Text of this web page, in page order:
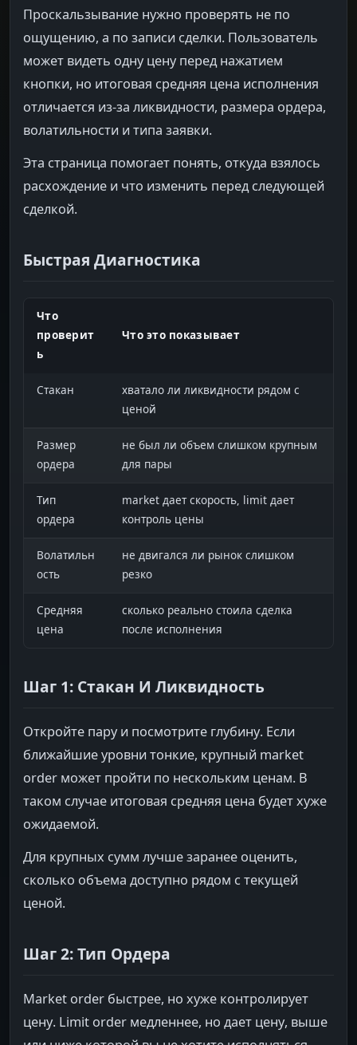
Проскальзывание нужно проверять не по
ощущению, а по записи сделки. Пользователь
может видеть одну цену перед нажатием
кнопки, но итоговая средняя цена исполнения
отличается из-за ликвидности, размера ордера,
волатильности и типа заявки.
Эта страница помогает понять, откуда взялось
расхождение и что изменить перед следующей
сделкой.
Быстрая Диагностика
Что
проверит
ь
Что это показывает
Стакан
хватало ли ликвидности рядом с
ценой
Размер
ордера
не был ли объем слишком крупным
для пары
Тип
ордера
market дает скорость, limit дает
контроль цены
Волатильн
ость
не двигался ли рынок слишком
резко
Средняя
цена
сколько реально стоила сделка
после исполнения
Шаг 1: Стакан И Ликвидность
Откройте пару и посмотрите глубину. Если
ближайшие уровни тонкие, крупный market
order может пройти по нескольким ценам. В
таком случае итоговая средняя цена будет хуже
ожидаемой.
Для крупных сумм лучше заранее оценить,
сколько объема доступно рядом с текущей
ценой.
Шаг 2: Тип Ордера
Market order быстрее, но хуже контролирует
цену. Limit order медленнее, но дает цену, выше